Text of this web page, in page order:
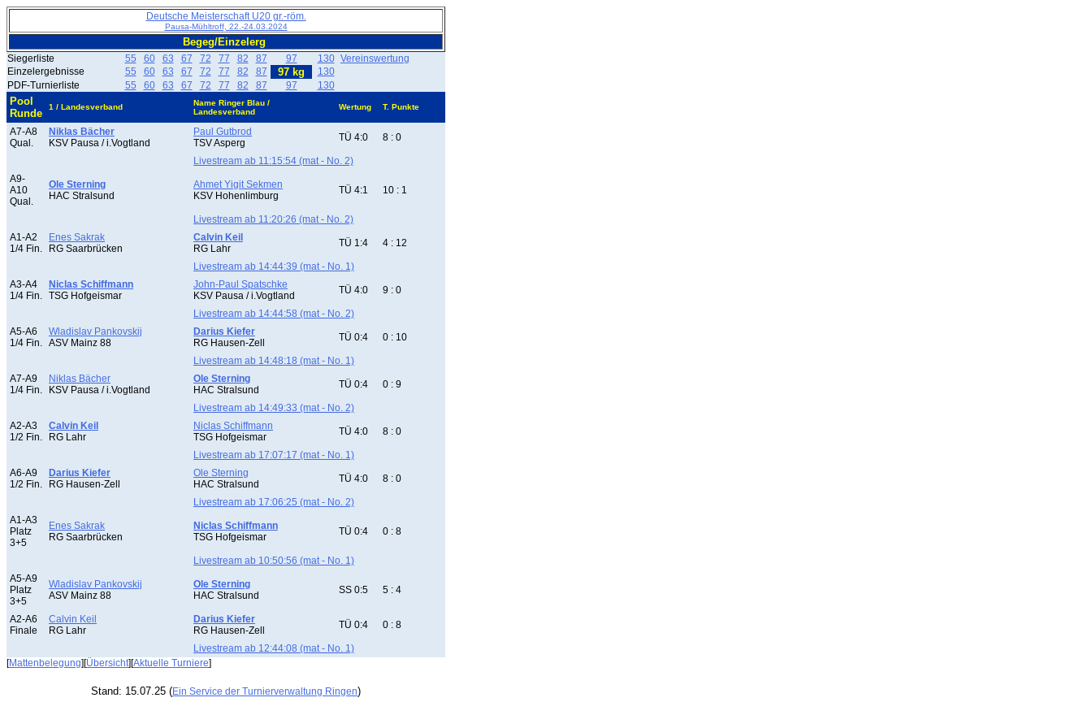
Deutsche Meisterschaft U20 gr.-röm.
Pausa-Mühltroff, 22.-24.03.2024
Begeg/Einzelerg
Siegerliste 55 60 63 67 72 77 82 87 97 130 Vereinswertung
Einzelergebnisse
55 60 63 67 72 77 82 87 97 kg
130
PDF-Turnierliste
55 60 63 67 72 77 82 87 97 130
Pool
Runde
1 / Landesverband
Name Ringer Blau /
Landesverband
Wertung T. Punkte
A7-A8
Qual.
Niklas Bächer
KSV Pausa / i.Vogtland
Paul Gutbrod
TSV Asperg
TÜ 4:0 8 : 0
Livestream ab 11:15:54 (mat - No. 2)
A9-
A10
Qual.
Ole Sterning
HAC Stralsund
Ahmet Yigit Sekmen
KSV Hohenlimburg
TÜ 4:1 10 : 1
Livestream ab 11:20:26 (mat - No. 2)
A1-A2
1/4 Fin.
Enes Sakrak
RG Saarbrücken
Calvin Keil
RG Lahr
TÜ 1:4 4 : 12
Livestream ab 14:44:39 (mat - No. 1)
A3-A4
1/4 Fin.
Niclas Schiffmann
TSG Hofgeismar
John-Paul Spatschke
KSV Pausa / i.Vogtland
TÜ 4:0 9 : 0
Livestream ab 14:44:58 (mat - No. 2)
A5-A6
1/4 Fin.
Wladislav Pankovskij
ASV Mainz 88
Darius Kiefer
RG Hausen-Zell
TÜ 0:4 0 : 10
Livestream ab 14:48:18 (mat - No. 1)
A7-A9
1/4 Fin.
Niklas Bächer
KSV Pausa / i.Vogtland
Ole Sterning
HAC Stralsund
TÜ 0:4 0 : 9
Livestream ab 14:49:33 (mat - No. 2)
A2-A3
1/2 Fin.
Calvin Keil
RG Lahr
Niclas Schiffmann
TSG Hofgeismar
TÜ 4:0 8 : 0
Livestream ab 17:07:17 (mat - No. 1)
A6-A9
1/2 Fin.
Darius Kiefer
RG Hausen-Zell
Ole Sterning
HAC Stralsund
TÜ 4:0 8 : 0
Livestream ab 17:06:25 (mat - No. 2)
A1-A3
Platz
3+5
Enes Sakrak
RG Saarbrücken
Niclas Schiffmann
TSG Hofgeismar
TÜ 0:4 0 : 8
Livestream ab 10:50:56 (mat - No. 1)
A5-A9
Platz
3+5
Wladislav Pankovskij
ASV Mainz 88
Ole Sterning
HAC Stralsund
SS 0:5 5 : 4
A2-A6
Finale
Calvin Keil
RG Lahr
Darius Kiefer
RG Hausen-Zell
TÜ 0:4 0 : 8
Livestream ab 12:44:08 (mat - No. 1)
[Mattenbelegung][Übersicht][Aktuelle Turniere]
Stand: 15.07.25 (Ein Service der Turnierverwaltung Ringen)